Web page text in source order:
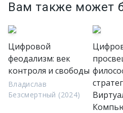
Вам также может
Цифровой
феодализм: век
контроля и свободы
Владислав
Безсмертный (2024)